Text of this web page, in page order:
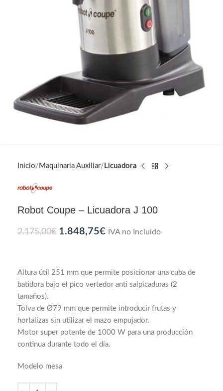
Inicio Maquinaria Auxiliar Licuadora
Robot Coupe – Licuadora J 100
2.175,00€ 1.848,75€ IVA no Incluido
Altura útil 251 mm que permite posicionar una cuba de
batidora bajo el pico vertedor anti salpicaduras (2
tamaños).
Tolva de Ø79 mm que permite introducir frutas y
hortalizas sin utilizar el mazo empujador.
Motor super potente de 1000 W para una producción
continua durante todo el día.
Modelo mesa